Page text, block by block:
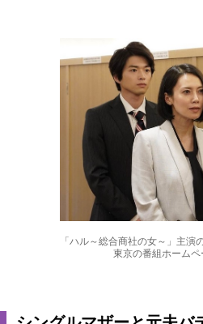
「ハル～総合商社の女～」主演
東京の番組ホームペ